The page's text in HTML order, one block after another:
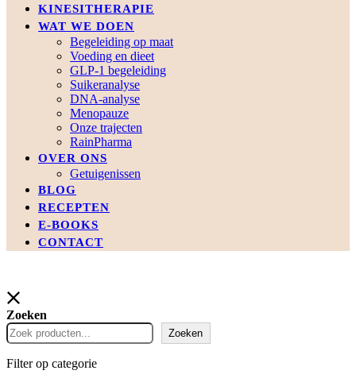
KINESITHERAPIE
WAT WE DOEN
Begeleiding op maat
Voeding en dieet
GLP-1 begeleiding
Suikeranalyse
DNA-analyse
Menopauze
Onze trajecten
RainPharma
OVER ONS
Getuigenissen
BLOG
RECEPTEN
E-BOOKS
CONTACT
Zoeken
Zoeken
Filter op categorie